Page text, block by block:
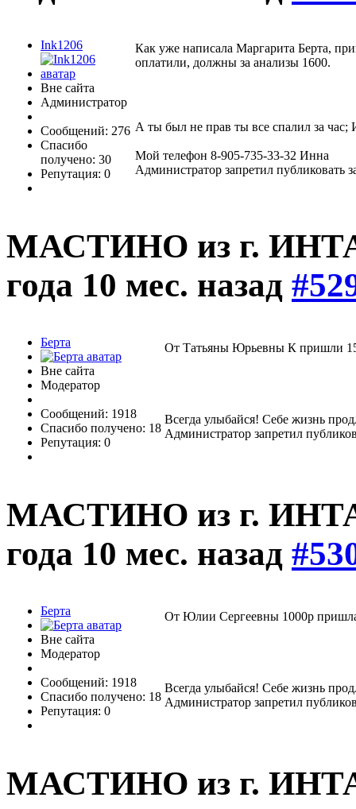
Ink1206
Вне сайта
Администратор
Сообщений: 276
Спасибо
получено: 30
Репутация: 0
Как уже написала Маргарита Берта,
оплатили, должны за анализы 1600.
А ты был не прав ты все спалил за час;
Мой телефон 8-905-735-33-32 Инна
Администратор запретил публиковать
МАСТИНО из г.
года 10 мес. назад
Берта
Вне сайта
Модератор
Сообщений: 1918
Спасибо получено: 18
Репутация: 0
От Татьяны Юрьевны К пришли
Всегда улыбайся! Себе жизнь
Администратор запретил
МАСТИНО из г.
года 10 мес. назад
Берта
Вне сайта
Модератор
Сообщений: 1918
Спасибо получено: 18
Репутация: 0
От Юлии Сергеевны 1000р
Всегда улыбайся! Себе жизнь
Администратор запретил
МАСТИНО из г.